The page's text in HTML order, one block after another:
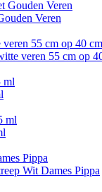
Veren
veren 55 cm op
Wit Dames Pippa